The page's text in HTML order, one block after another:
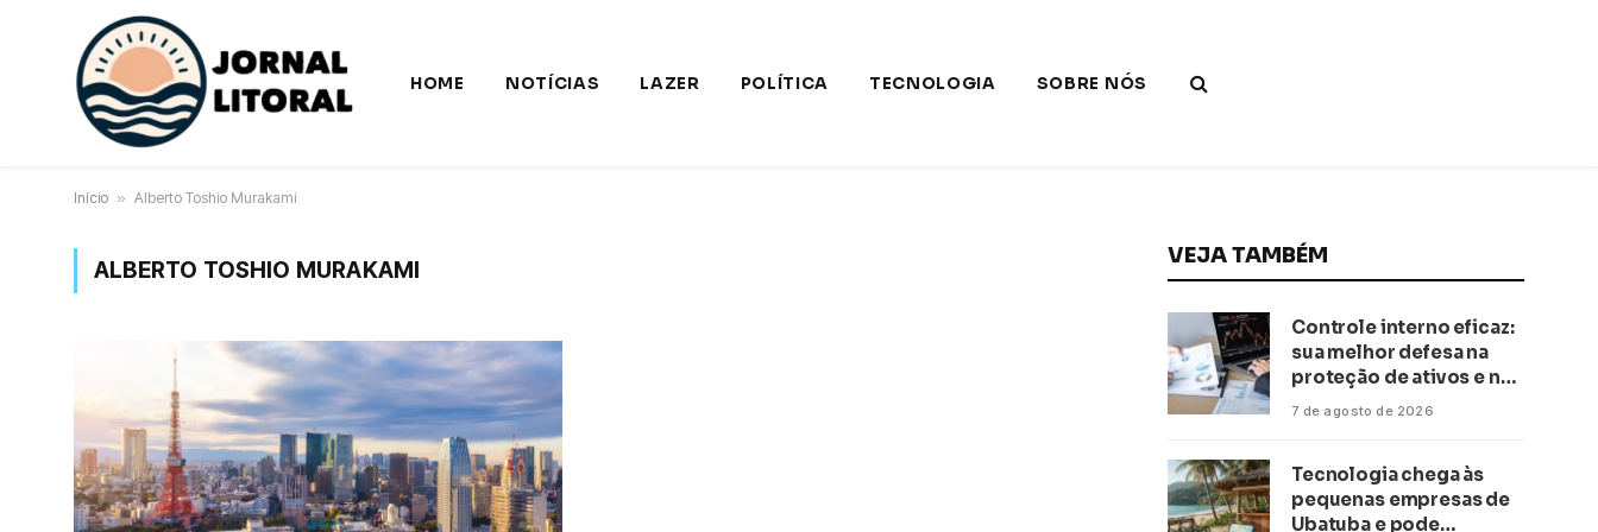
HOME NOTÍCIAS LAZER POLÍTICA TECNOLOGIA SOBRE NÓS
Início » Alberto Toshio Murakami
ALBERTO TOSHIO MURAKAMI
VEJA TAMBÉM
Controle interno eficaz:
sua melhor defesa na
proteção de ativos e na
saúde financeira!
7 de agosto de 2026
Tecnologia chega às
pequenas empresas de
Ubatuba e pode